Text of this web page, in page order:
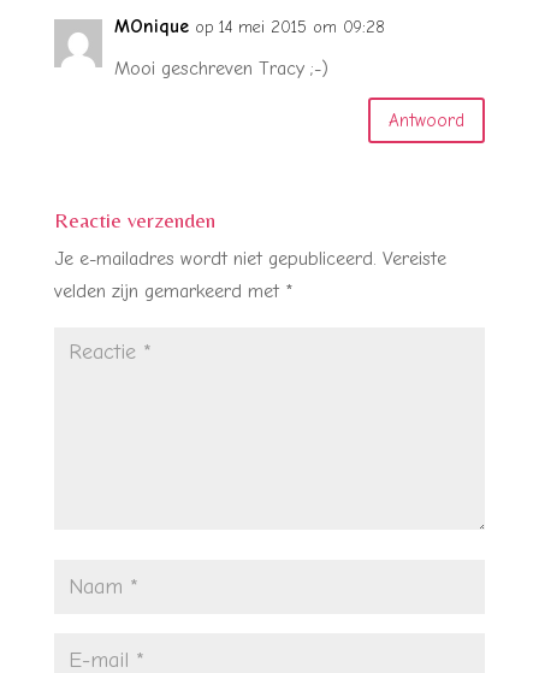
MOnique op 14 mei 2015 om 09:28
Mooi geschreven Tracy ;-)
Antwoord
Reactie verzenden
Je e-mailadres wordt niet gepubliceerd. Vereiste
velden zijn gemarkeerd met *